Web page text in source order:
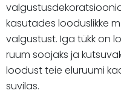
kasutades looduslikke
valgustust. Iga tükk on
ruum soojaks ja
loodust teie eluruumi
suvilas.